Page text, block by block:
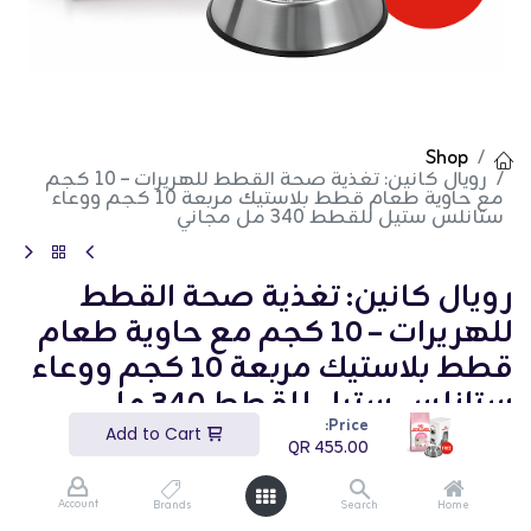
Price:
455.00
Home
Search
Brands
Account
Shop
رويال كانين: تغذية صحة القطط للهريرات – 10 كجم
مع حاوية طعام قطط بلاستيك مربعة 10 كجم ووعاء
ستانلس ستيل للقطط 340 مل مجاني
رويال كانين: تغذية صحة القطط
للهريرات – 10 كجم مع حاوية طعام
قطط بلاستيك مربعة 10 كجم ووعاء
ستانلس ستيل للقطط 340 مل
مجاني
(تقييم 0)
455.00